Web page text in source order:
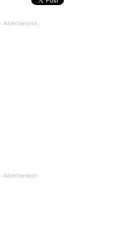
- Advertisement -
- Advertisement -